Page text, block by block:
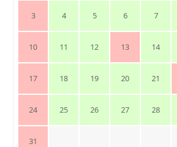
3 4 5 6 7
10 11 12 13 14
17 18 19 20 21
24 25 26 27 28
31